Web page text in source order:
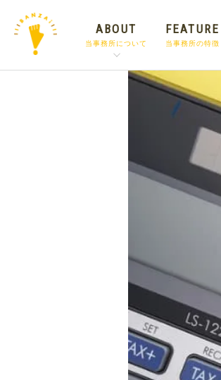
ABOUT
当事務所について
FEATURE
当事務所の特徴